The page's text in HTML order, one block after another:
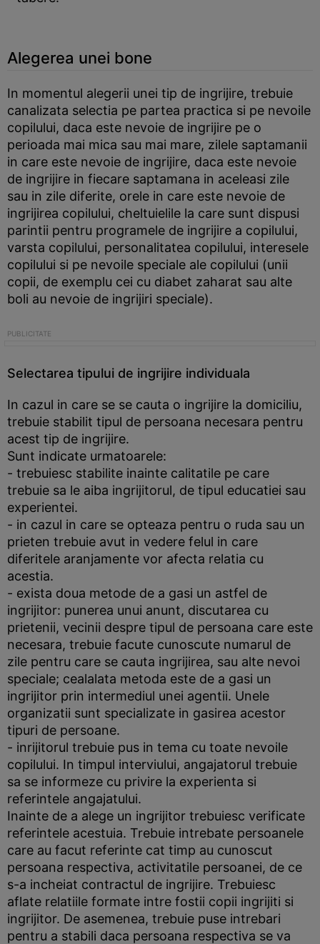
Alegerea unei bone
In momentul alegerii unei tip de ingrijire, trebuie
canalizata selectia pe partea practica si pe nevoile
copilului, daca este nevoie de ingrijire pe o
perioada mai mica sau mai mare, zilele saptamanii
in care este nevoie de ingrijire, daca este nevoie
de ingrijire in fiecare saptamana in aceleasi zile
sau in zile diferite, orele in care este nevoie de
ingrijirea copilului, cheltuielile la care sunt dispusi
parintii pentru programele de ingrijire a copilului,
varsta copilului, personalitatea copilului, interesele
copilului si pe nevoile speciale ale copilului (unii
copii, de exemplu cei cu diabet zaharat sau alte
boli au nevoie de ingrijiri speciale).
Selectarea tipului de ingrijire individuala
In cazul in care se se cauta o ingrijire la domiciliu,
trebuie stabilit tipul de persoana necesara pentru
acest tip de ingrijire.
Sunt indicate urmatoarele:
- trebuiesc stabilite inainte calitatile pe care
trebuie sa le aiba ingrijitorul, de tipul educatiei sau
experientei.
- in cazul in care se opteaza pentru o ruda sau un
prieten trebuie avut in vedere felul in care
diferitele aranjamente vor afecta relatia cu
acestia.
- exista doua metode de a gasi un astfel de
ingrijitor: punerea unui anunt, discutarea cu
prietenii, vecinii despre tipul de persoana care este
necesara, trebuie facute cunoscute numarul de
zile pentru care se cauta ingrijirea, sau alte nevoi
speciale; cealalata metoda este de a gasi un
ingrijitor prin intermediul unei agentii. Unele
organizatii sunt specializate in gasirea acestor
tipuri de persoane.
- inrijitorul trebuie pus in tema cu toate nevoile
copilului. In timpul interviului, angajatorul trebuie
sa se informeze cu privire la experienta si
referintele angajatului.
Inainte de a alege un ingrijitor trebuiesc verificate
referintele acestuia. Trebuie intrebate persoanele
care au facut referinte cat timp au cunoscut
persoana respectiva, activitatile persoanei, de ce
s-a incheiat contractul de ingrijire. Trebuiesc
aflate relatiile formate intre fostii copii ingrijiti si
ingrijitor. De asemenea, trebuie puse intrebari
pentru a stabili daca persoana respectiva se va